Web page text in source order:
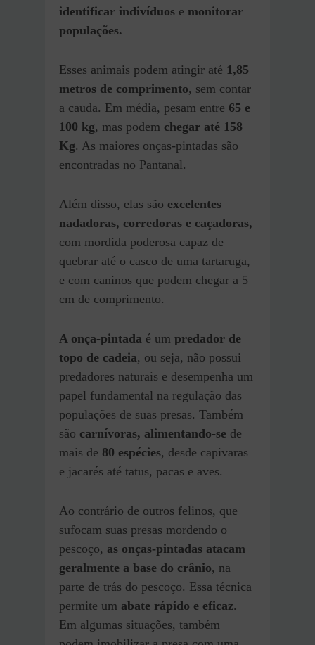
identificar indivíduos e monitorar
populações.
Esses animais podem atingir até 1,85
metros de comprimento, sem contar
a cauda. Em média, pesam entre 65 e
100 kg, mas podem chegar até 158
Kg. As maiores onças-pintadas são
encontradas no Pantanal.
Além disso, elas são excelentes
nadadoras, corredoras e caçadoras,
com mordida poderosa capaz de
quebrar até o casco de uma tartaruga,
e com caninos que podem chegar a 5
cm de comprimento.
A onça-pintada é um predador de
topo de cadeia, ou seja, não possui
predadores naturais e desempenha um
papel fundamental na regulação das
populações de suas presas. Também
são carnívoras, alimentando-se de
mais de 80 espécies, desde capivaras
e jacarés até tatus, pacas e aves.
Ao contrário de outros felinos, que
sufocam suas presas mordendo o
pescoço, as onças-pintadas atacam
geralmente a base do crânio, na
parte de trás do pescoço. Essa técnica
permite um abate rápido e eficaz.
Em algumas situações, também